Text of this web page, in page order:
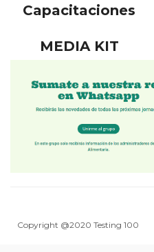
Capacitaciones
MEDIA KIT
Copyright @2020 Testing 100